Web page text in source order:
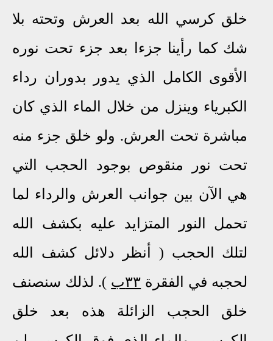
خلق كرسي الله بعد العرش وتحته بلا
شك كما رأينا جزءا بعد جزء تحت نوره
الأقوى الكامل الذي يدور بدوران رداء
الكبرياء وينزل من خلال الماء الذي كان
مباشرة تحت العرش. ولو خلق جزء منه
تحت نور منقوص بوجود الحجب التي
هي الآن بين جوانب العرش والرداء لما
تحمل النور المتزايد عليه بكشف الله
لتلك الحجب ( أنظر
دلائل كشف الله
لحجبه في الفقرة ٣٣ب ). لذلك سنصنف
خلق الحجب الزائلة هذه بعد خلق